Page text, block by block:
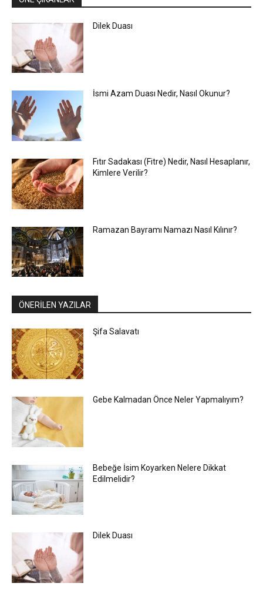
Dilek Duası
İsmi Azam Duası Nedir, Nasıl Okunur?
Fıtır Sadakası (Fitre) Nedir, Nasıl Hesaplanır,
Kimlere Verilir?
Ramazan Bayramı Namazı Nasıl Kılınır?
ÖNERİLEN YAZILAR
Şifa Salavatı
Gebe Kalmadan Önce Neler Yapmalıyım?
Bebeğe İsim Koyarken Nelere Dikkat
Edilmelidir?
Dilek Duası